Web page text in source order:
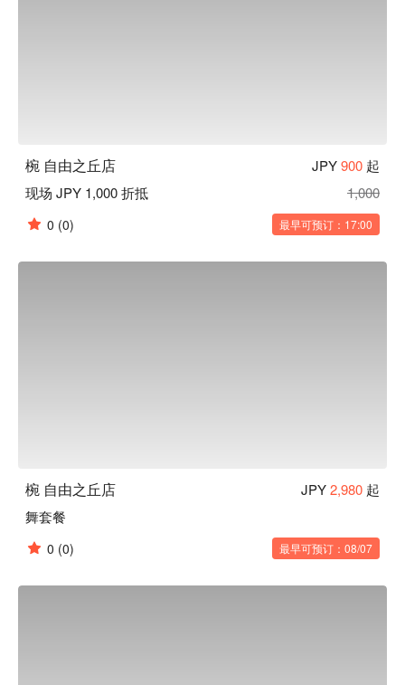
椀 自由之丘店 JPY900 起
现场 JPY 1,000 折抵
1,000
0 (0) 最早可预订：17:00
椀 自由之丘店 JPY2,980 起
舞套餐
0 (0) 最早可预订：08/07